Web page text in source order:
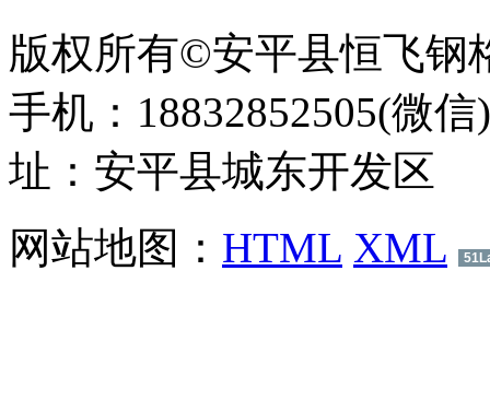
版权所有©安平县恒飞钢
手机：18832852505(微
址：安平县城东开发区
网站地图： HTML XML